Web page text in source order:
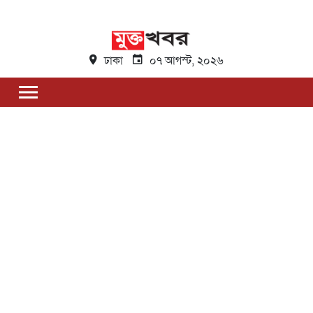
ঢাকা ০৭ আগস্ট, ২০২৬